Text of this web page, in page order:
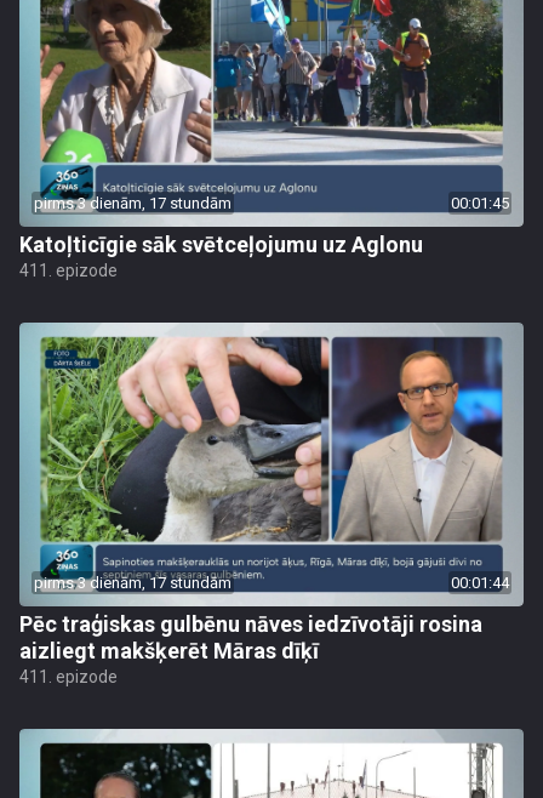
pirms 3 dienām, 17 stundām 00:01:45
Katoļticīgie sāk svētceļojumu uz Aglonu
411. epizode
pirms 3 dienām, 17 stundām 00:01:44
Pēc traģiskas gulbēnu nāves iedzīvotāji rosina
aizliegt makšķerēt Māras dīķī
411. epizode